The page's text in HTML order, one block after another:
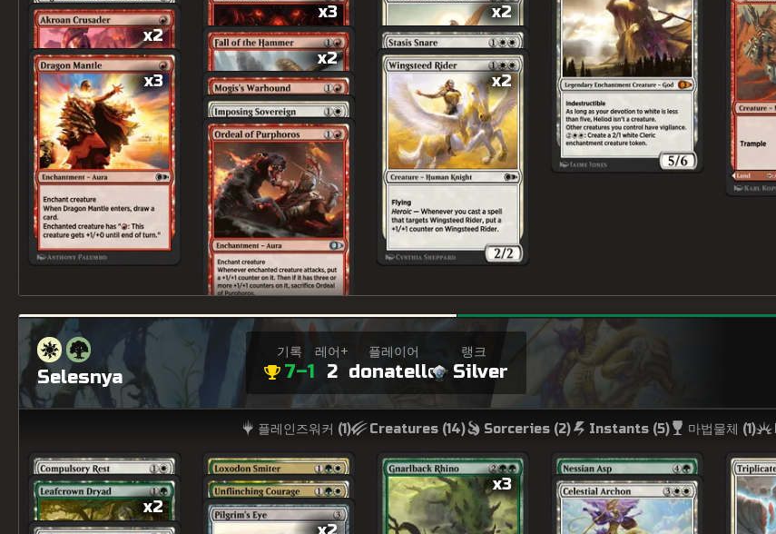
x2
x3
x3
x2
x2
x2
Selesnya
기록
7–1
레어+
2
플레이어
donatello
랭크
Silver
플레인즈워커 (1) Creatures (14) Sorceries (2) Instants (5) 마법물체 (1)
x2
x3